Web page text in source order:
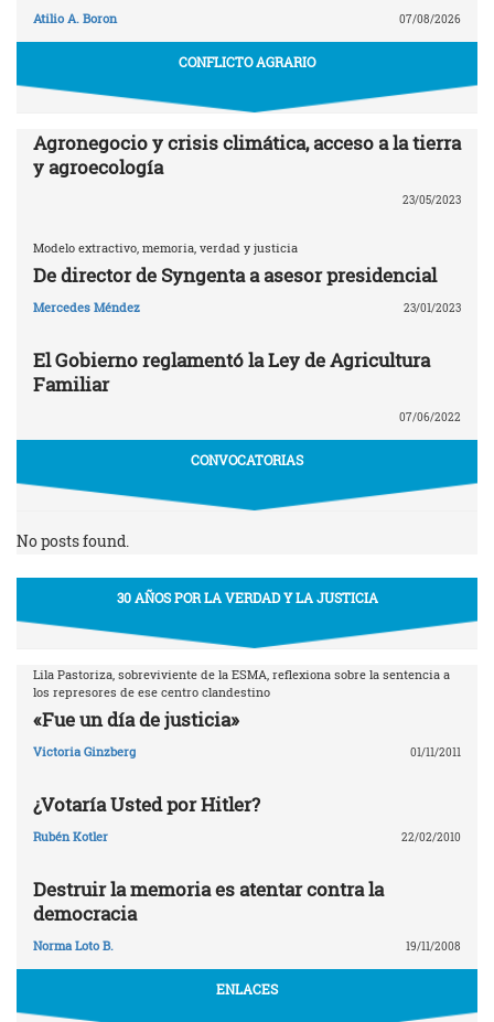
Atilio A. Boron 07/08/2026
CONFLICTO AGRARIO
Agronegocio y crisis climática, acceso a la tierra
y agroecología
23/05/2023
Modelo extractivo, memoria, verdad y justicia
De director de Syngenta a asesor presidencial
Mercedes Méndez 23/01/2023
El Gobierno reglamentó la Ley de Agricultura
Familiar
07/06/2022
CONVOCATORIAS
No posts found.
30 AÑOS POR LA VERDAD Y LA JUSTICIA
Lila Pastoriza, sobreviviente de la ESMA, reflexiona sobre la sentencia a
los represores de ese centro clandestino
«Fue un día de justicia»
Victoria Ginzberg 01/11/2011
¿Votaría Usted por Hitler?
Rubén Kotler 22/02/2010
Destruir la memoria es atentar contra la
democracia
Norma Loto B. 19/11/2008
ENLACES